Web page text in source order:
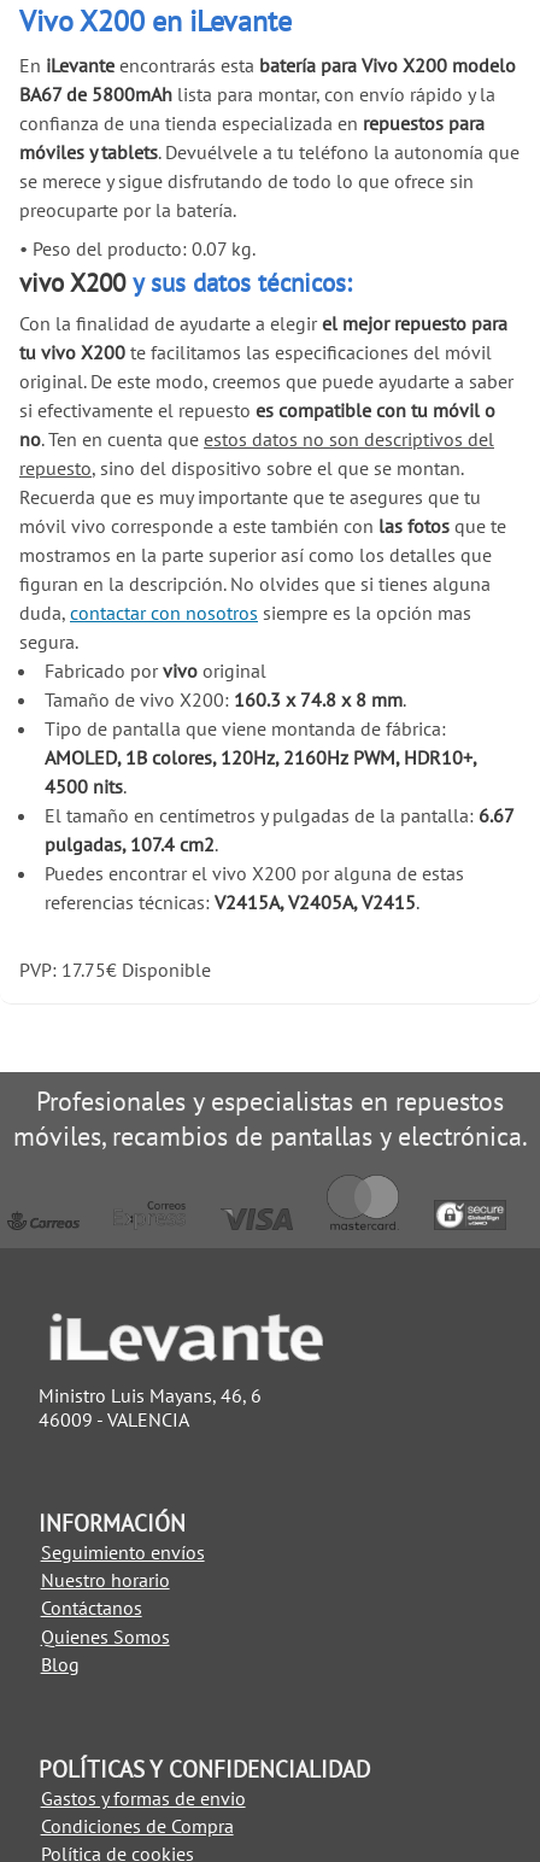
Vivo X200 en iLevante
En iLevante encontrarás esta batería para Vivo X200 modelo
BA67 de 5800mAh lista para montar, con envío rápido y la
confianza de una tienda especializada en repuestos para
móviles y tablets. Devuélvele a tu teléfono la autonomía que
se merece y sigue disfrutando de todo lo que ofrece sin
preocuparte por la batería.
• Peso del producto: 0.07 kg.
vivo X200y sus datos técnicos:
Con la finalidad de ayudarte a elegirel mejor repuesto para
tu vivo X200 te facilitamos las especificaciones del móvil
original. De este modo, creemos que puede ayudarte a saber
si efectivamente el repuesto es compatible con tu móvil o
no. Ten en cuenta que estos datos no son descriptivos del
repuesto, sino del dispositivo sobre el que se montan.
Recuerda que es muy importante que te asegures que tu
móvil vivo corresponde a este también con las fotos que te
mostramos en la parte superior así como los detalles que
figuran en la descripción. No olvides que si tienes alguna
duda, contactar con nosotros siempre es la opción mas
segura.
Fabricado porvivooriginal
Tamaño de vivo X200: 160.3 x 74.8 x 8 mm.
Tipo de pantalla que viene montanda de fábrica:
AMOLED, 1B colores, 120Hz, 2160Hz PWM, HDR10+,
4500 nits.
El tamaño en centímetros y pulgadas de la pantalla: 6.67
pulgadas, 107.4 cm2.
Puedes encontrar el vivo X200 por alguna de estas
referencias técnicas: V2415A, V2405A, V2415.
PVP: 17.75€ Disponible
Profesionales y especialistas en repuestos
móviles, recambios de pantallas y electrónica.
Ministro Luis Mayans, 46, 6
46009 - VALENCIA
INFORMACIÓN
Seguimiento envíos
Nuestro horario
Contáctanos
Quienes Somos
Blog
POLÍTICAS Y CONFIDENCIALIDAD
Gastos y formas de envio
Condiciones de Compra
Política de cookies